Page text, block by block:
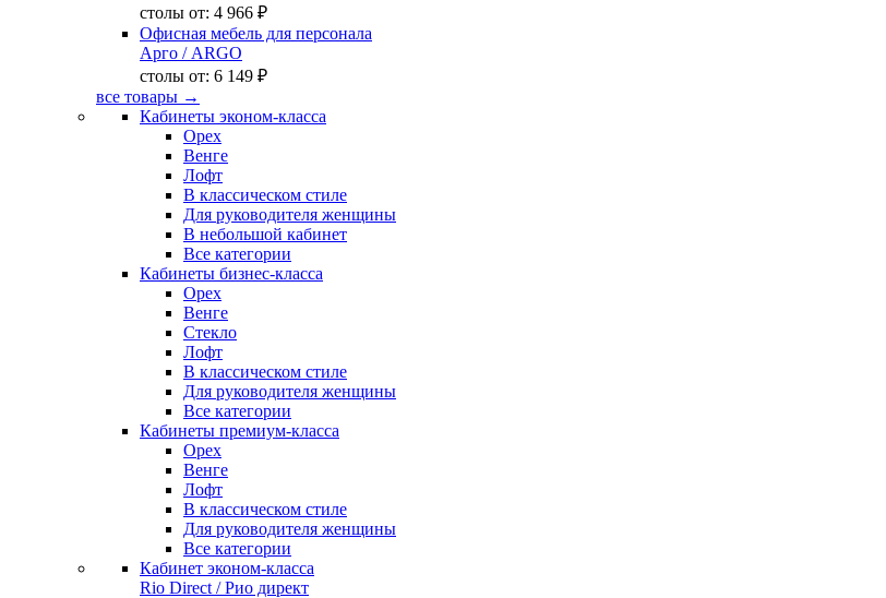
столы от: 4 966 ₽
Офисная мебель для персонала
Арго / ARGO
столы от: 6 149 ₽
все товары →
Кабинеты эконом-класса
Орех
Венге
Лофт
В классическом стиле
Для руководителя женщины
В небольшой кабинет
Все категории
Кабинеты бизнес-класса
Орех
Венге
Стекло
Лофт
В классическом стиле
Для руководителя женщины
Все категории
Кабинеты премиум-класса
Орех
Венге
Лофт
В классическом стиле
Для руководителя женщины
Все категории
Кабинет эконом-класса
Rio Direct / Рио директ